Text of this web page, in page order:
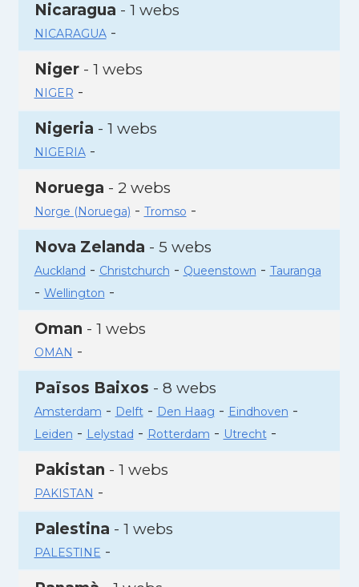
Nicaragua - 1 webs
NICARAGUA-
Niger- 1 webs
NIGER -
Nigeria - 1 webs
NIGERIA-
Noruega - 2 webs
Norge (Noruega) - Tromso -
Nova Zelanda - 5 webs
Auckland - Christchurch - Queenstown - Tauranga
- Wellington -
Oman - 1 webs
OMAN -
Països Baixos - 8 webs
Amsterdam - Delft- Den Haag - Eindhoven -
Leiden - Lelystad - Rotterdam - Utrecht-
Pakistan - 1 webs
PAKISTAN -
Palestina - 1 webs
PALESTINE -